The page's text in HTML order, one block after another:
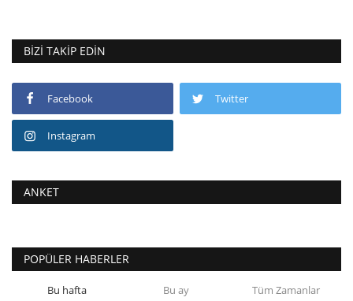
BIZI TAKIP EDIN
Facebook Twitter
Instagram
ANKET
POPÜLER HABERLER
Bu hafta Bu ay Tüm Zamanlar